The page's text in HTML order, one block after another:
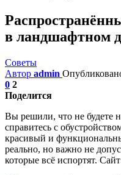
в ландшафтном
Советы
Автор admin
0 2
Поделится
Вы решили, что не будете
справитесь с
красивый и
реально, но важно не
которые всё испортят.